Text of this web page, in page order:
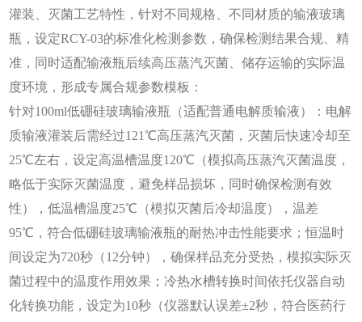
灌装、灭菌工艺特性，针对不同规格、不同材质的输液玻璃
瓶，设定RCY-03的标准化检测参数，确保检测结果合规、精
准，同时适配输液瓶后续高压蒸汽灭菌、储存运输的实际温
度环境，形成专属合规参数模板：
针对100ml低硼硅玻璃输液瓶（适配普通电解质输液）：电解
质输液灌装后需经过121℃高压蒸汽灭菌，灭菌后快速冷却至
25℃左右，设定高温槽温度120℃（模拟高压蒸汽灭菌温度，
略低于实际灭菌温度，避免样品损坏，同时确保检测有效
性），低温槽温度25℃（模拟灭菌后冷却温度），温差
95℃，符合低硼硅玻璃输液瓶的耐热冲击性能要求；恒温时
间设定为720秒（12分钟），确保样品充分受热，模拟实际灭
菌过程中的温度作用效果；冷热水槽转换时间依托仪器自动
化转换功能，设定为10秒（仪器默认误差±2秒，符合医药行